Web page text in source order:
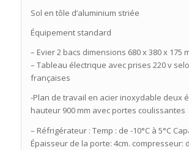
Sol en tôle d’aluminium striée
Équipement standard
– Evier 2 bacs dimensions 680 x 380 x 175
– Tableau électrique avec prises 220 v
françaises
-Plan de travail en acier inoxydable deux
hauteur 900 mm avec portes coulissantes
– Réfrigérateur : Temp : de -10°C à 5°C
Épaisseur de la porte: 4cm. compresseur: